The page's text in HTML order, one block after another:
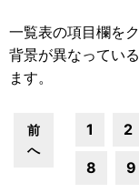
一覧表の項目欄を
背景が異なってい
ます。
前
へ
1 2
8 9